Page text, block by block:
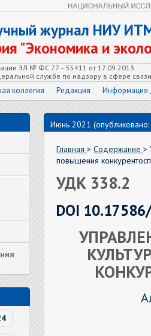
журнал НИУ
"Экономика и
ЭЛ № ФС 77 – 55411 от 17.09.2013
службе по надзору в сфере
коллегия Редакция Информация
Июнь 2021
Главная > Содержание >
повышения
УДК 338.2
DOI